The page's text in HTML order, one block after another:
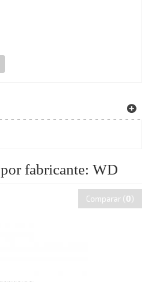
fabricante: WD
Comparar (0)